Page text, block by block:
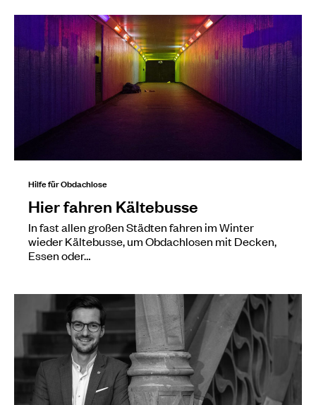
Hilfe für Obdachlose
Hier fahren Kältebusse
In fast allen großen Städten fahren im Winter
wieder Kältebusse, um Obdachlosen mit Decken,
Essen oder…